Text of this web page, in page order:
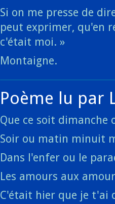
Si on me presse de
peut exprimer, qu'en
c'était moi. »
Montaigne.
Poème lu par
Que ce soit
Soir ou matin minuit
Dans l'enfer ou le
Les amours aux
C'était hier que je t'ai